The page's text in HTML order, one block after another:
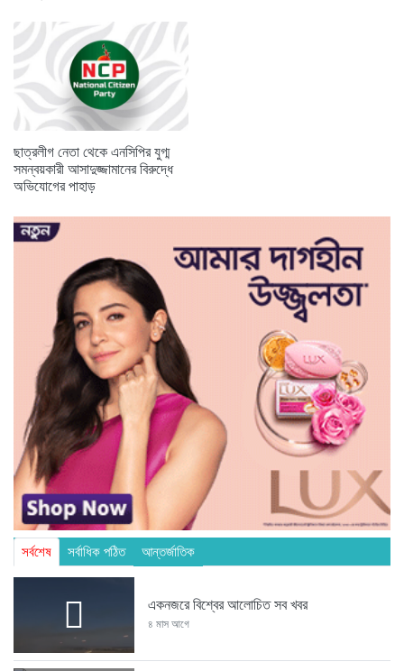
ছাত্রলীগ নেতা থেকে এনসিপির যুগ্ম
সমন্বয়কারী আসাদুজ্জামানের বিরুদ্ধে
অভিযোগের পাহাড়
সর্বশেষ সর্বাধিক পঠিত আন্তর্জাতিক
একনজরে বিশ্বের আলোচিত সব খবর
৪ মাস আগে